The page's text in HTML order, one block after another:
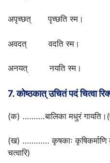
अपृच्छत् पृच्छति स्म।
अवदत् वदति स्म।
अनयत् नयति स्म।
7. कोष्ठकात् उचितं पदं चित्वा
(क) ……….बालिका मधुरं
(ख) ………… कृषकाः कृषिकर्माणि
चत्वारि)